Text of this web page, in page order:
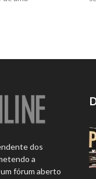
dos
a
fórum aberto